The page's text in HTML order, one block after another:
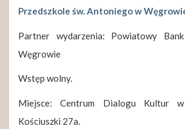
Przedszkole św. Antoniego w
Partner wydarzenia: Powiatowy
Węgrowie
Wstęp wolny.
Miejsce: Centrum Dialogu Kultur
Kościuszki 27a.